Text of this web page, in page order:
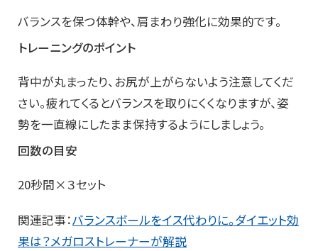
バランスを保つ体幹や、肩まわり強化に効果的です。
トレーニングのポイント
背中が丸まったり、お尻が上がらないよう注意してくだ
さい。疲れてくるとバランスを取りにくくなりますが、姿
勢を一直線にしたまま保持するようにしましょう。
回数の目安
20秒間×３セット
関連記事：バランスボールをイス代わりに。ダイエット効
果は？メガロストレーナーが解説